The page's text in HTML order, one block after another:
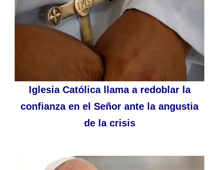
Iglesia Católica llama a redoblar la
confianza en el Señor ante la angustia
de la crisis